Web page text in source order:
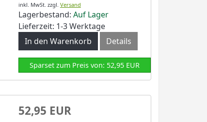
inkl. MwSt. zzgl. Versand
Lagerbestand: Auf Lager
Lieferzeit: 1-3 Werktage
In den Warenkorb
Details
Sparset zum Preis von: 52,95 EUR
52,95 EUR